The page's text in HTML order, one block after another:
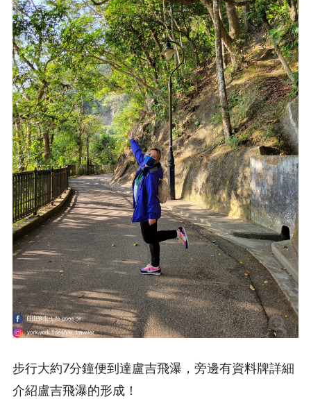
步行大約7分鐘便到達盧吉飛瀑，旁邊有資料牌詳細
介紹盧吉飛瀑的形成！